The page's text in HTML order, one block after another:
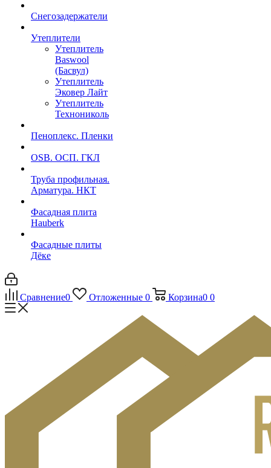
Снегозадержатели
Утеплители
Утеплитель
Baswool
(Басвул)
Утеплитель
Эковер Лайт
Утеплитель
Технониколь
Пеноплекс. Пленки
OSB. ОСП. ГКЛ
Труба профильная.
Арматура. НКТ
Фасадная плита
Hauberk
Фасадные плиты
Дёке
Сравнение0 Отложенные 0 Корзина0 0